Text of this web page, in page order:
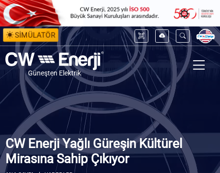
SİMÜLATÖR
Güneşten Elektrik
CW Enerji Yağlı Güreşin Kültürel
Mirasına Sahip Çıkıyor